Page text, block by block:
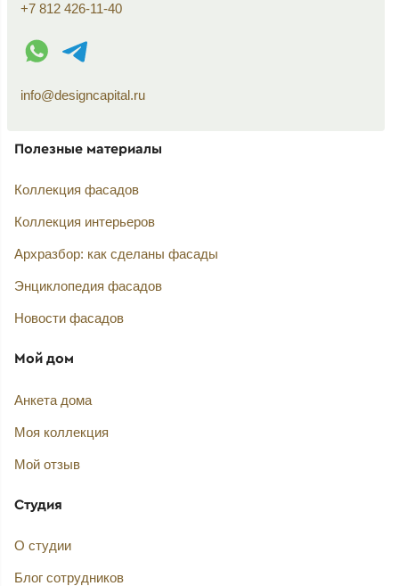
+7 812 426-11-40
WhatsApp контакт
Telegram контакт
info@designcapital.ru
Полезные материалы
Коллекция фасадов
Коллекция интерьеров
Архразбор: как сделаны фасады
Энциклопедия фасадов
Новости фасадов
Мой дом
Анкета дома
Моя коллекция
Мой отзыв
Студия
О студии
Блог сотрудников